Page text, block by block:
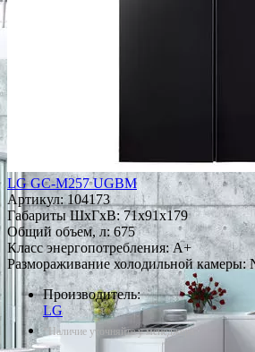
LG GC-M257 UGBM
Артикул:104173
Габариты ШxГxВ: 71x91x179
Общий объем, л: 675
Класс энергопотребления: A+
Размораживание холодильной камеры:
Производитель:
LG
*Наличие уточняйте у менеджера